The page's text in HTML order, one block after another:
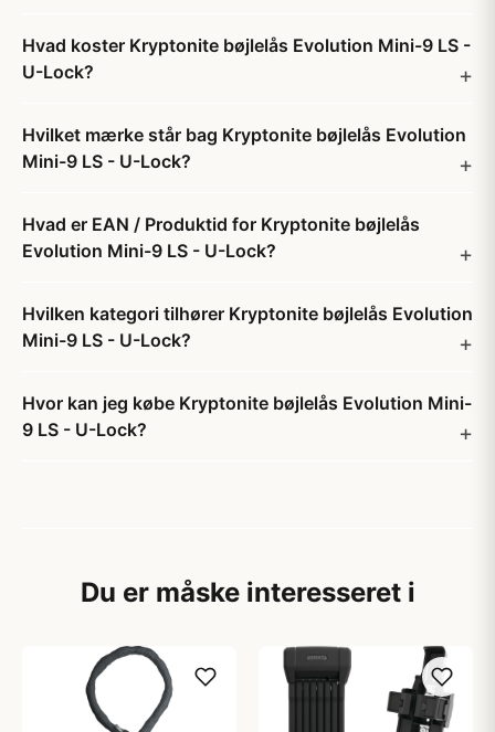
Hvad koster Kryptonite bøjlelås Evolution Mini-9 LS -
U-Lock?
Hvilket mærke står bag Kryptonite bøjlelås Evolution
Mini-9 LS - U-Lock?
Hvad er EAN / Produktid for Kryptonite bøjlelås
Evolution Mini-9 LS - U-Lock?
Hvilken kategori tilhører Kryptonite bøjlelås Evolution
Mini-9 LS - U-Lock?
Hvor kan jeg købe Kryptonite bøjlelås Evolution Mini-
9 LS - U-Lock?
Du er måske interesseret i